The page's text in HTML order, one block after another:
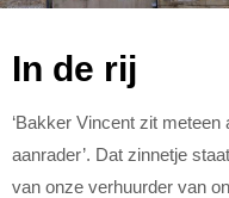
In de rij
‘Bakker Vincent zit
aanrader’. Dat zinnetje
van onze verhuurder van